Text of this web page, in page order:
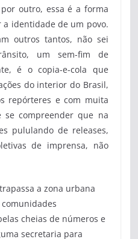
outro, essa é a forma
a identidade de um povo.
outros tantos, não sei
um sem-fim de
é o copia-e-cola que
do interior do Brasil,
repórteres e com muita
se compreender que na
pululando de releases,
de imprensa, não
a zona urbana
cheias de números e
secretaria para